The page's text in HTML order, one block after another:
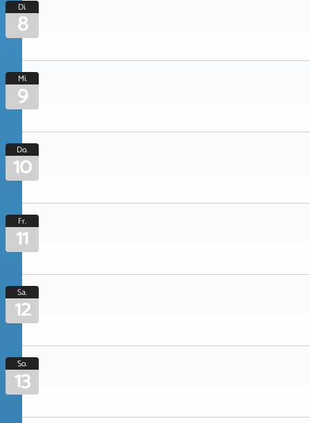
Di.
8
Mi.
9
Do.
10
Fr.
11
Sa.
12
So.
13